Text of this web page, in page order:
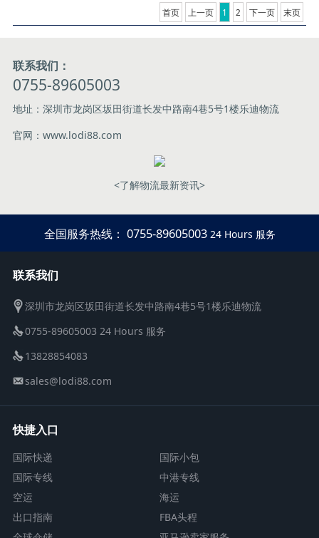
首页 上一页 1 2 下一页 末页
联系我们：
0755-89605003
地址：深圳市龙岗区坂田街道长发中路南4巷5号1楼乐迪物流
官网：www.lodi88.com
<了解物流最新资讯>
全国服务热线： 0755-89605003 24 Hours 服务
联系我们
深圳市龙岗区坂田街道长发中路南4巷5号1楼乐迪物流
0755-89605003 24 Hours 服务
13828854083
sales@lodi88.com
快捷入口
国际快递
国际小包
国际专线
中港专线
空运
海运
出口指南
FBA头程